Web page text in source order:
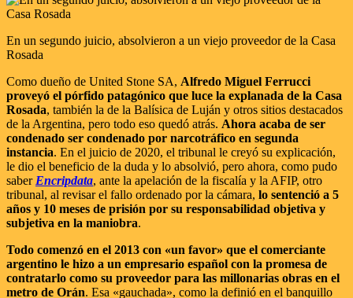
En un segundo juicio, absolvieron a un viejo proveedor de la Casa
Rosada
Como dueño de United Stone SA, Alfredo Miguel Ferrucci
proveyó el pórfido patagónico que luce la explanada de la Casa
Rosada, también la de la Balísica de Luján y otros sitios destacados
de la Argentina, pero todo eso quedó atrás. Ahora acaba de ser
condenado ser condenado por narcotráfico en segunda
instancia. En el juicio de 2020, el tribunal le creyó su explicación,
le dio el beneficio de la duda y lo absolvió, pero ahora, como pudo
saber Encripdata, ante la apelación de la fiscalía y la AFIP, otro
tribunal, al revisar el fallo ordenado por la cámara, lo sentenció a 5
años y 10 meses de prisión por su responsabilidad objetiva y
subjetiva en la maniobra.
Todo comenzó en el 2013 con «un favor» que el comerciante
argentino le hizo a un empresario español con la promesa de
contratarlo como su proveedor para las millonarias obras en el
metro de Orán. Esa «gauchada», como la definió en el banquillo